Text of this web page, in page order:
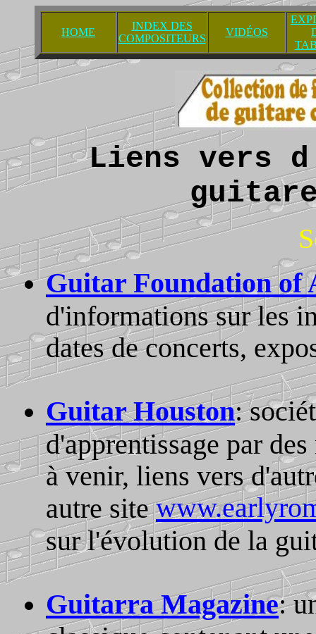
HOME
INDEX DES
COMPOSITEURS
VIDÉOS
Liens vers
Guitar Foundation of
d'informations sur les
dates de concerts,
Guitar Houston:
d'apprentissage par
à venir, liens vers
autre site
sur l'évolution de la
Guitarra Magazine: